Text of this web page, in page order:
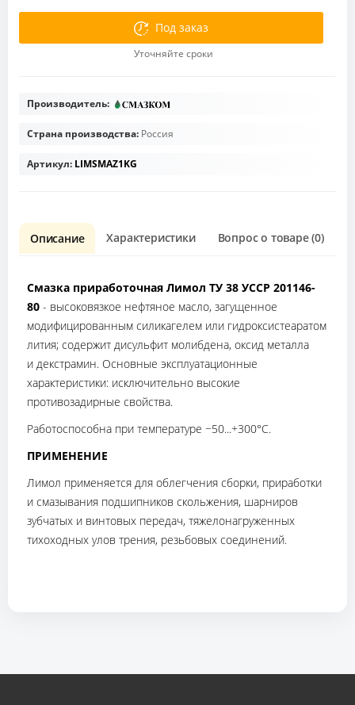
Под заказ
Уточняйте сроки
Производитель:
Страна производства: Россия
Артикул: LIMSMAZ1KG
Описание Характеристики Вопрос о товаре (0)
Смазка приработочная Лимол ТУ 38 УССР 201146-
80 - высоковязкое нефтяное масло, загущенное
модифицированным силикагелем или гидроксистеаратом
лития; содержит дисульфит молибдена, оксид металла
и декстрамин. Основные эксплуатационные
характеристики: исключительно высокие
противозадирные свойства.
Работоспособна при температуре −50...+300°С.
ПРИМЕНЕНИЕ
Лимол применяется для облегчения сборки, приработки
и смазывания подшипников скольжения, шарниров
зубчатых и винтовых передач, тяжелонагруженных
тихоходных улов трения, резьбовых соединений.